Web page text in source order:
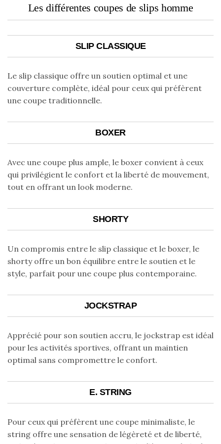
Les différentes coupes de slips homme
SLIP CLASSIQUE
Le slip classique offre un soutien optimal et une
couverture complète, idéal pour ceux qui préfèrent
une coupe traditionnelle.
BOXER
Avec une coupe plus ample, le boxer convient à ceux
qui privilégient le confort et la liberté de mouvement,
tout en offrant un look moderne.
SHORTY
Un compromis entre le slip classique et le boxer, le
shorty offre un bon équilibre entre le soutien et le
style, parfait pour une coupe plus contemporaine.
JOCKSTRAP
Apprécié pour son soutien accru, le jockstrap est idéal
pour les activités sportives, offrant un maintien
optimal sans compromettre le confort.
E. STRING
Pour ceux qui préfèrent une coupe minimaliste, le
string offre une sensation de légèreté et de liberté,